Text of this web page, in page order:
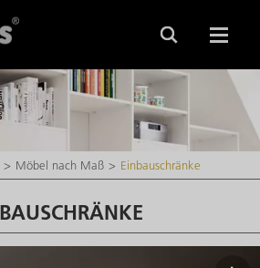
Möbel nach Maß Einbauschränke